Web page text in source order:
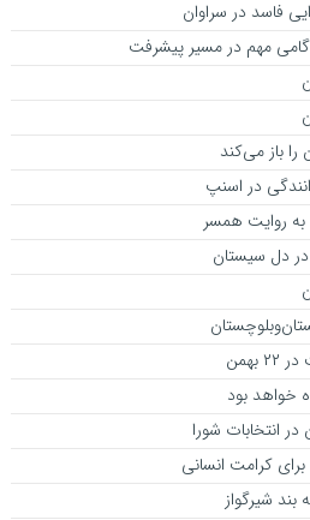
مهم در مسیر پیشرفت
باز می‌کند
در اسنپ
روایت همسر
در دل سیستان
خواهد بود
انتخابات شورا
کرامت انسانی
شیرگواز